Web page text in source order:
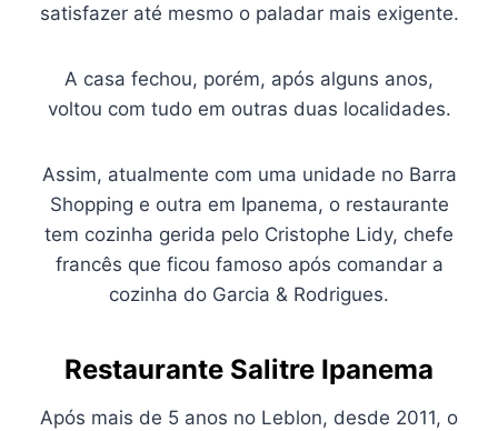
satisfazer até mesmo o paladar mais exigente.
A casa fechou, porém, após alguns anos,
voltou com tudo em outras duas localidades.
Assim, atualmente com uma unidade no Barra
Shopping e outra em Ipanema, o restaurante
tem cozinha gerida pelo Cristophe Lidy, chefe
francês que ficou famoso após comandar a
cozinha do Garcia & Rodrigues.
Restaurante Salitre Ipanema
Após mais de 5 anos no Leblon, desde 2011, o